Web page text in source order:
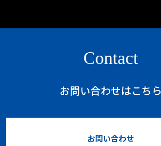
Contact
お問い合わせはこちら
お問い合わせ